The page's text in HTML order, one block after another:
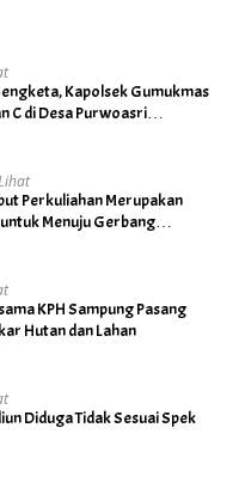
Kapolsek Gumukmas
C di Desa Purwoasri
Perkuliahan Merupakan
Menuju Gerbang
KPH Sampung Pasang
Hutan dan Lahan
Diduga Tidak Sesuai Spek